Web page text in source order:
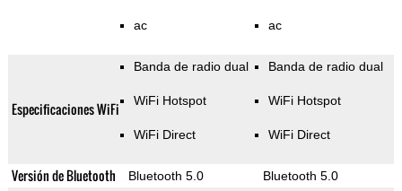
ac ac
Especificaciones WiFi
Banda de radio dual
WiFi Hotspot
WiFi Direct
Banda de radio dual
WiFi Hotspot
WiFi Direct
Versión de Bluetooth Bluetooth 5.0 Bluetooth 5.0